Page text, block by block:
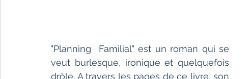
"Planning  Familial" est un roman qui se
veut burlesque, ironique et quelquefois
drôle. A travers les pages de ce livre, son